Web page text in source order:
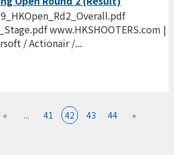
www.HKSHOOTERS.com |
/ Actionair /...
« ... 41 42 43 44 »